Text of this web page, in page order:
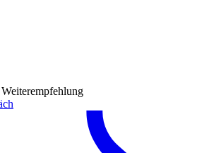
Weiterempfehlung